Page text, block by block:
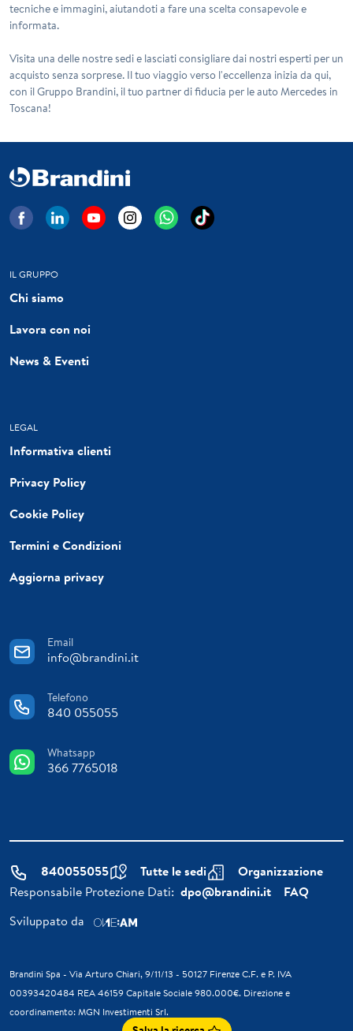
tecniche e immagini, aiutandoti a fare una scelta consapevole e
informata.
Visita una delle nostre sedi e lasciati consigliare dai nostri esperti per un
acquisto senza sorprese. Il tuo viaggio verso l'eccellenza inizia da qui,
con il Gruppo Brandini, il tuo partner di fiducia per le auto Mercedes in
Toscana!
IL GRUPPO
Chi siamo
Lavora con noi
News & Eventi
LEGAL
Informativa clienti
Privacy Policy
Cookie Policy
Termini e Condizioni
Aggiorna privacy
Email
info@brandini.it
Telefono
840 055055
Whatsapp
366 7765018
840055055 Tutte le sedi
Organizzazione
Responsabile Protezione Dati: dpo@brandini.it
FAQ
Sviluppato da
Brandini Spa - Via Arturo Chiari, 9/11/13 - 50127 Firenze C.F. e P. IVA
00393420484 REA 46159 Capitale Sociale 980.000€. Direzione e
coordinamento: MGN Investimenti Srl.